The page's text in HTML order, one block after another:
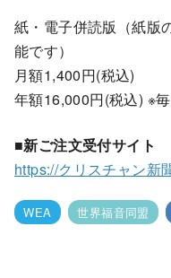
紙・電子併読版（紙版
能です）
月額1,400円(税込)
年額16,000円(税込) ※
■新ご注文受付サイト
https://クリスチャン新
WEA 世界福音同盟